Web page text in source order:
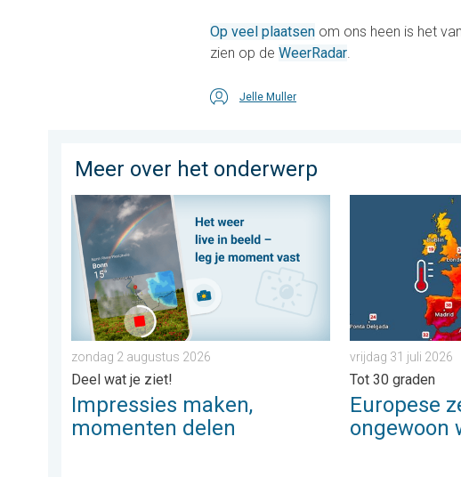
Op veel plaatsen om ons heen is het
zien op de WeerRadar.
Jelle Muller
Meer over het onderwerp
Impressies maken, momenten delen. Deel wat je ziet!. . .
zondag 2 augustus 2026
Deel wat je ziet!
Impressies maken,
momenten delen
Europese
vrijdag 31 juli 2026
Tot 30 graden
Europese
ongewoon